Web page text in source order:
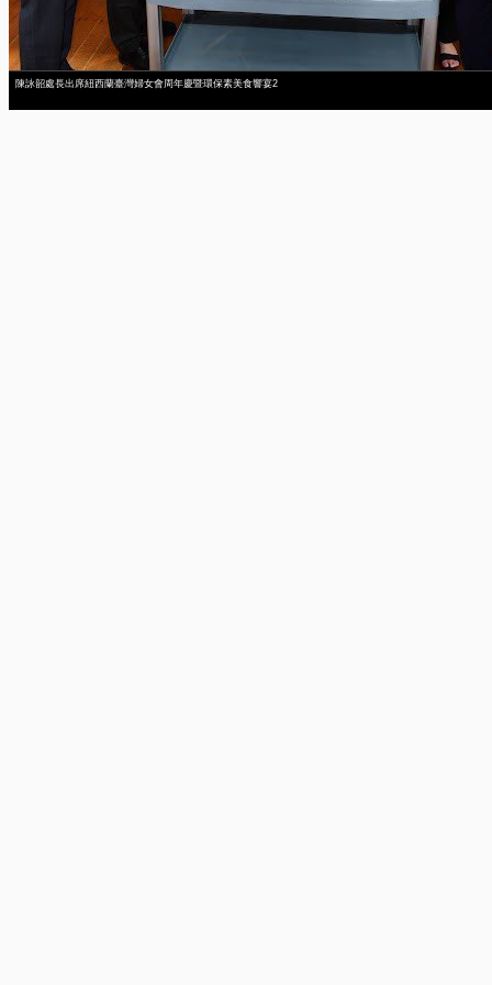
陳詠韶處長出席紐西蘭臺灣婦女會周年慶暨環保素美食響宴2